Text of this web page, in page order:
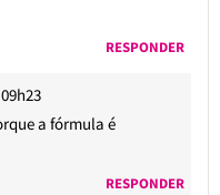
RESPONDER
a fórmula é
RESPONDER